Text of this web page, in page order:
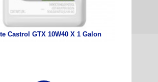
Castrol GTX 10W40 X 1 Galon